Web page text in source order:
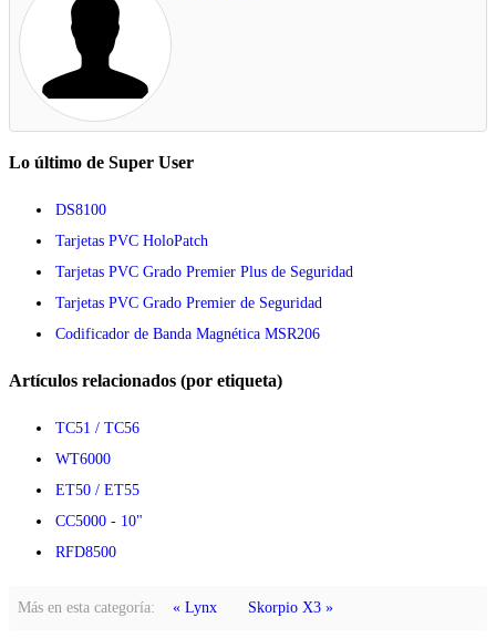
Lo último de Super User
DS8100
Tarjetas PVC HoloPatch
Tarjetas PVC Grado Premier Plus de Seguridad
Tarjetas PVC Grado Premier de Seguridad
Codificador de Banda Magnética MSR206
Artículos relacionados (por etiqueta)
TC51 / TC56
WT6000
ET50 / ET55
CC5000 - 10"
RFD8500
Más en esta categoría: « Lynx Skorpio X3 »